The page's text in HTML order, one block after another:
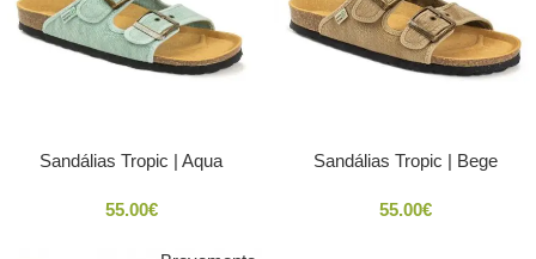
Sandálias Tropic | Aqua
55.00€
Sandálias Tropic | Bege
55.00€